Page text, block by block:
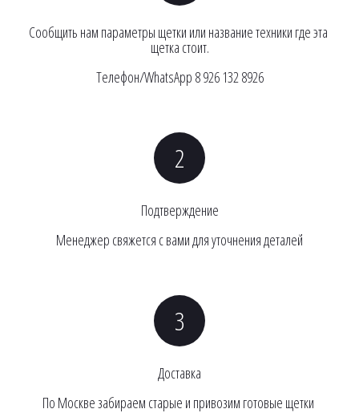
Сообщить нам параметры щетки или название техники где эта
щетка стоит.
Телефон/WhatsApp 8 926 132 8926
Подтверждение
Менеджер свяжется с вами для уточнения деталей
Доставка
По Москве забираем старые и привозим готовые щетки